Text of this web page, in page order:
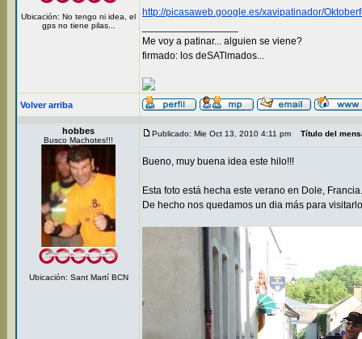
Ubicación: No tengo ni idea, el
gps no tiene pilas...
http://picasaweb.google.es/xavipatinador/
Me voy a patinar... alguien se viene?
firmado: los deSATlmados...
Volver arriba
hobbes
Busco Machotes!!!
Ubicación: Sant Martí BCN
Publicado: Mie Oct 13, 2010 4:11 pm Título del
Bueno, muy buena idea este hilo!!!
Esta foto está hecha este verano en Dole,
De hecho nos quedamos un dia más para